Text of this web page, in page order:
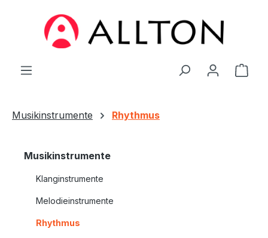
Zum Hauptinhalt springen
Musikinstrumente Rhythmus
Musikinstrumente
Klanginstrumente
Melodieinstrumente
Rhythmus